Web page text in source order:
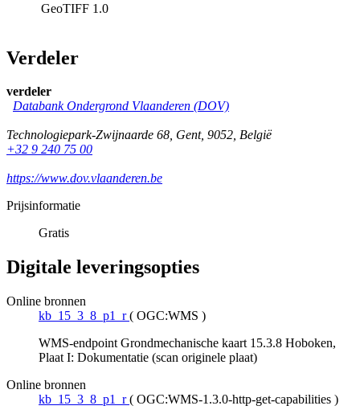
GeoTIFF 1.0
Verdeler
verdeler
Databank Ondergrond Vlaanderen (DOV)
Technologiepark-Zwijnaarde 68, Gent, 9052, België
+32 9 240 75 00
https://www.dov.vlaanderen.be
Prijsinformatie
Gratis
Digitale leveringsopties
Online bronnen
kb_15_3_8_p1_r ( OGC:WMS )
WMS-endpoint Grondmechanische kaart 15.3.8 Hoboken,
Plaat I: Dokumentatie (scan originele plaat)
Online bronnen
kb_15_3_8_p1_r ( OGC:WMS-1.3.0-http-get-capabilities )